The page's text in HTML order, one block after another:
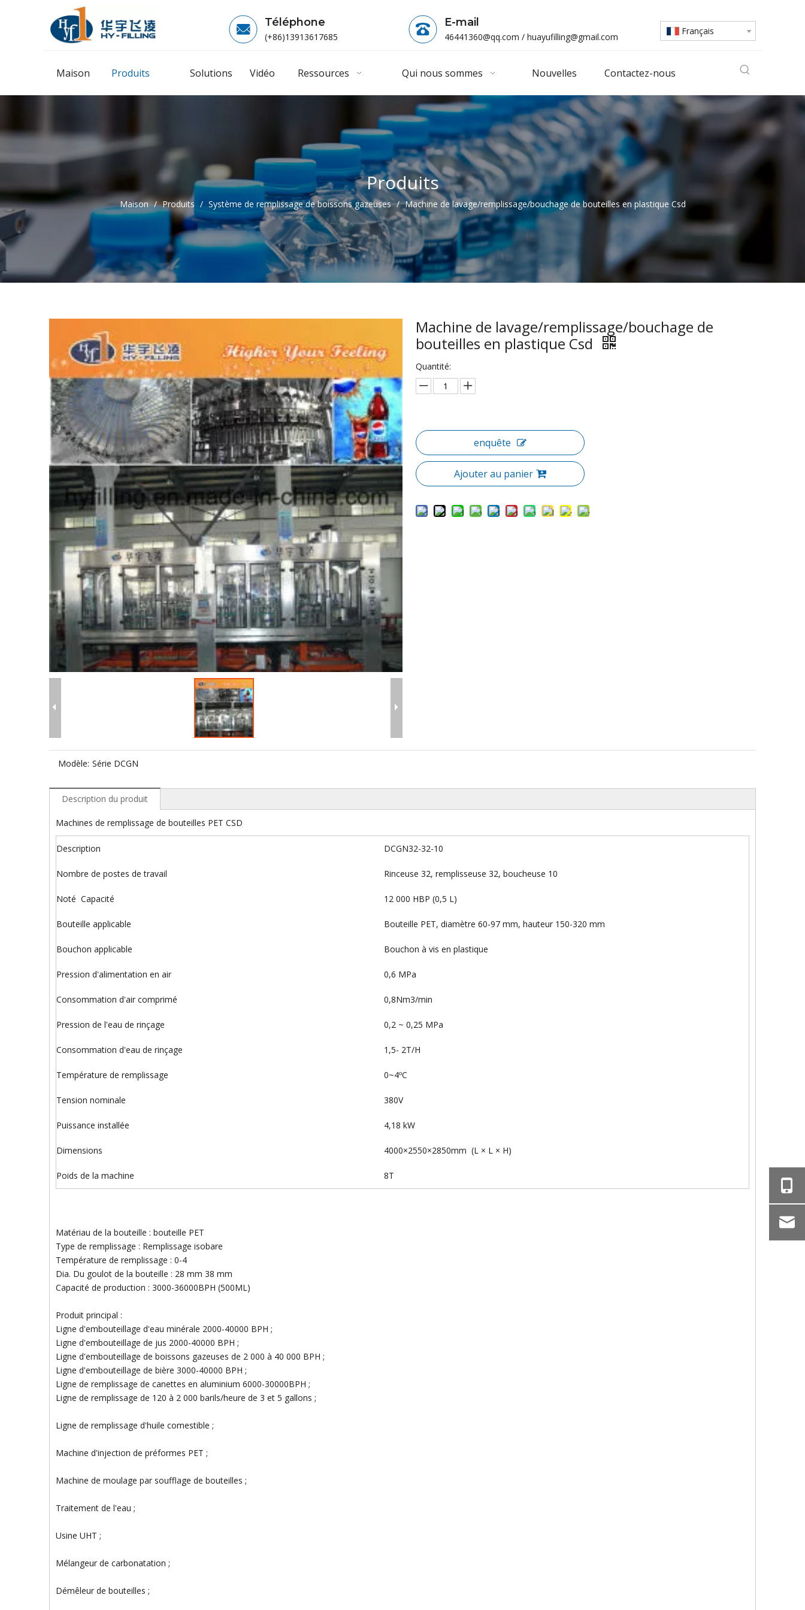
Téléphone
(+86)13913617685
E-mail
46441360@qq.com / huayufilling@gmail.com
Français
Maison Produits Solutions Vidéo Ressources Qui nous sommes Nouvelles Contactez-nous
Produits
Maison / Produits / Système de remplissage de boissons gazeuses / Machine de lavage/remplissage/bouchage de bouteilles en plastique Csd
Machine de lavage/remplissage/bouchage de
bouteilles en plastique Csd
Quantité:
enquête
Ajouter au panier
Modèle: Série DCGN
Description du produit
Machines de remplissage de bouteilles PET CSD
Description DCGN32-32-10
Nombre de postes de travail Rinceuse 32, remplisseuse 32, boucheuse 10
Noté Capacité 12 000 HBP (0,5 L)
Bouteille applicable Bouteille PET, diamètre 60-97 mm, hauteur 150-320 mm
Bouchon applicable Bouchon à vis en plastique
Pression d'alimentation en air 0,6 MPa
Consommation d'air comprimé 0,8Nm3/min
Pression de l'eau de rinçage 0,2 ~ 0,25 MPa
Consommation d'eau de rinçage 1,5- 2T/H
Température de remplissage 0~4ºC
Tension nominale 380V
Puissance installée 4,18 kW
Dimensions 4000×2550×2850mm (L × L × H)
Poids de la machine 8T
Matériau de la bouteille : bouteille PET
Type de remplissage : Remplissage isobare
Température de remplissage : 0-4
Dia. Du goulot de la bouteille : 28 mm 38 mm
Capacité de production : 3000-36000BPH (500ML)
Produit principal :
Ligne d'embouteillage d'eau minérale 2000-40000 BPH ;
Ligne d'embouteillage de jus 2000-40000 BPH ;
Ligne d'embouteillage de boissons gazeuses de 2 000 à 40 000 BPH ;
Ligne d'embouteillage de bière 3000-40000 BPH ;
Ligne de remplissage de canettes en aluminium 6000-30000BPH ;
Ligne de remplissage de 120 à 2 000 barils/heure de 3 et 5 gallons ;
Ligne de remplissage d'huile comestible ;
Machine d'injection de préformes PET ;
Machine de moulage par soufflage de bouteilles ;
Traitement de l'eau ;
Usine UHT ;
Mélangeur de carbonatation ;
Démêleur de bouteilles ;